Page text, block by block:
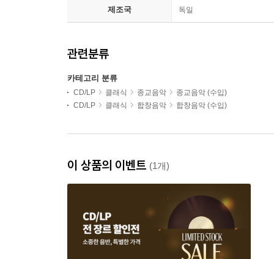
제조국 독일
관련분류
카테고리 분류
CD/LP 클래식 종교음악
종교음악 (수입)
CD/LP
클래식 합창음악 합창음악 (수입)
이 상품의 이벤트 (1개)